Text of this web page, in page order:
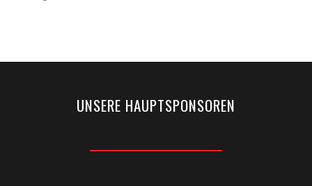
UNSERE HAUPTSPONSOREN